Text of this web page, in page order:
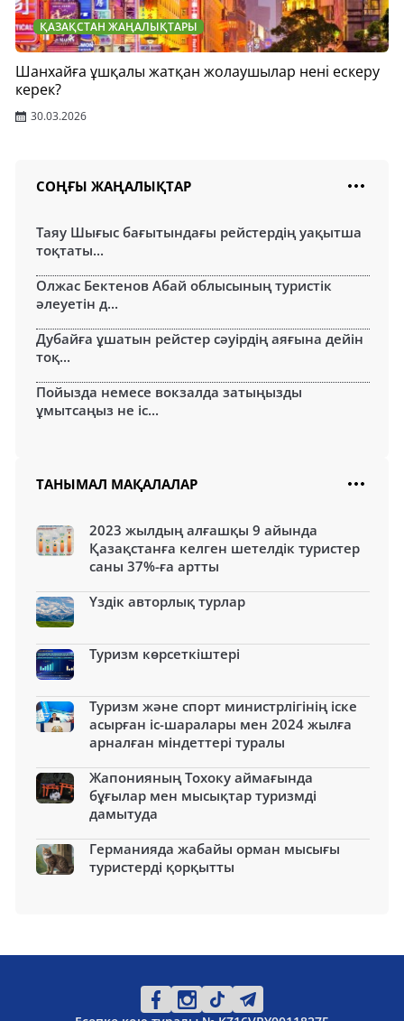
ҚАЗАҚСТАН ЖАҢАЛЫҚТАРЫ
Шанхайға ұшқалы жатқан жолаушылар нені ескеру
керек?
30.03.2026
СОҢҒЫ ЖАҢАЛЫҚТАР
Таяу Шығыс бағытындағы рейстердің уақытша
тоқтаты...
Олжас Бектенов Абай облысының туристік
әлеуетін д...
Дубайға ұшатын рейстер сәуірдің аяғына дейін
тоқ...
Пойызда немесе вокзалда затыңызды
ұмытсаңыз не іс...
ТАНЫМАЛ МАҚАЛАЛАР
2023 жылдың алғашқы 9 айында
Қазақстанға келген шетелдік туристер
саны 37%-ға артты
Үздік авторлық турлар
Туризм көрсеткіштері
Туризм және спорт министрлігінің іске
асырған іс-шаралары мен 2024 жылға
арналған міндеттері туралы
Жапонияның Тохоку аймағында
бұғылар мен мысықтар туризмді
дамытуда
Германияда жабайы орман мысығы
туристерді қорқытты